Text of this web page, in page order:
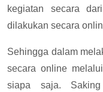
kegiatan secara
dilakukan secara
Sehingga dalam
secara online
siapa saja.